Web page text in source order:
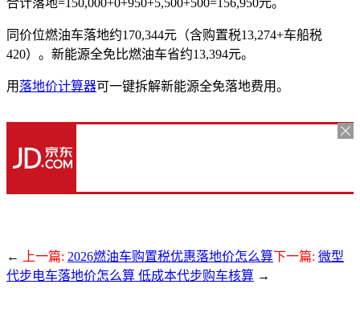
同价位燃油车落地约170,344元（含购置税13,274+车船税
420）。新能源全免比燃油车省约13,394元。
用 落地价计算器可一键拆解新能源全免落地费用。
← 上一篇: 2026燃油车购置税优惠落地价怎么算下一篇: 微型
代步电车落地价怎么算 低成本代步购车核算 →